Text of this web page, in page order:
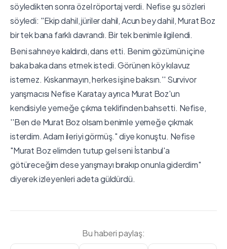
söyledikten sonra özel röportaj verdi. Nefise şu sözleri
söyledi: ''Ekip dahil, jüriler dahil, Acun bey dahil, Murat Boz
bir tek bana farklı davrandı. Bir tek benimle ilgilendi.
Beni sahneye kaldırdı, dans etti. Benim gözümün içine
baka baka dans etmek istedi. Görünen köy kılavuz
istemez. Kıskanmayın, herkes işine baksın.'' Survivor
yarışmacısı Nefise Karatay ayrıca Murat Boz'un
kendisiyle yemeğe çıkma teklifinden bahsetti. Nefise,
''Ben de Murat Boz olsam benimle yemeğe çıkmak
isterdim. Adam ileriyi görmüş." diye konuştu. Nefise
"Murat Boz elimden tutup gel seni İstanbul'a
götüreceğim dese yarışmayı bırakıp onunla giderdim"
diyerek izleyenleri adeta güldürdü.
Bu haberi paylaş: